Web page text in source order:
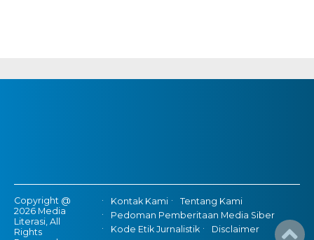
Copyright @
2026 Media
Literasi, All
Rights
Kontak Kami
Tentang Kami
Pedoman Pemberitaan Media Siber
Kode Etik Jurnalistik
Disclaimer